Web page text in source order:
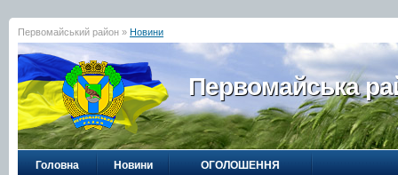
Первомайський район » Новини
Первомайська
Головна Новини ОГОЛОШЕННЯ